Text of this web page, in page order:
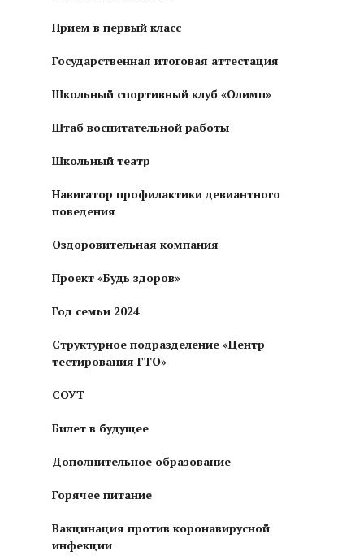
Прием в первый класс
Государственная итоговая аттестация
Школьный спортивный клуб «Олимп»
Штаб воспитательной работы
Школьный театр
Навигатор профилактики девиантного
поведения
Оздоровительная компания
Проект «Будь здоров»
Год семьи 2024
Структурное подразделение «Центр
тестирования ГТО»
СОУТ
Билет в будущее
Дополнительное образование
Горячее питание
Вакцинация против коронавирусной
инфекции